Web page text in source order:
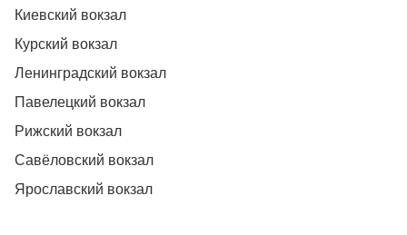
Киевский вокзал
Курский вокзал
Ленинградский вокзал
Павелецкий вокзал
Рижский вокзал
Савёловский вокзал
Ярославский вокзал